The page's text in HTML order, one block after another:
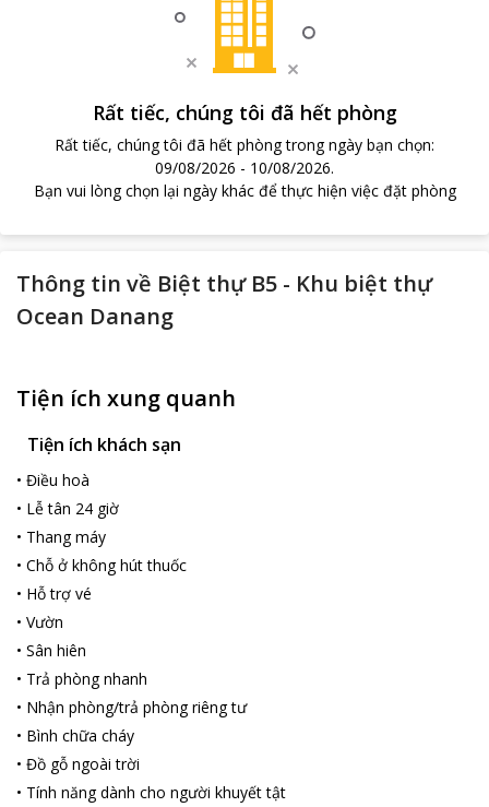
Rất tiếc, chúng tôi đã hết phòng
Rất tiếc, chúng tôi đã hết phòng trong ngày bạn chọn:
09/08/2026 - 10/08/2026.
Bạn vui lòng chọn lại ngày khác để thực hiện việc đặt phòng
Thông tin về Biệt thự B5 - Khu biệt thự
Ocean Danang
Tiện ích xung quanh
Tiện ích khách sạn
• Điều hoà
• Lễ tân 24 giờ
• Thang máy
• Chỗ ở không hút thuốc
• Hỗ trợ vé
• Vườn
• Sân hiên
• Trả phòng nhanh
• Nhận phòng/trả phòng riêng tư
• Bình chữa cháy
• Đồ gỗ ngoài trời
• Tính năng dành cho người khuyết tật